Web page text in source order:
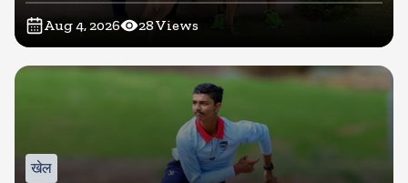
Aug 4, 2026 28Views
खेल